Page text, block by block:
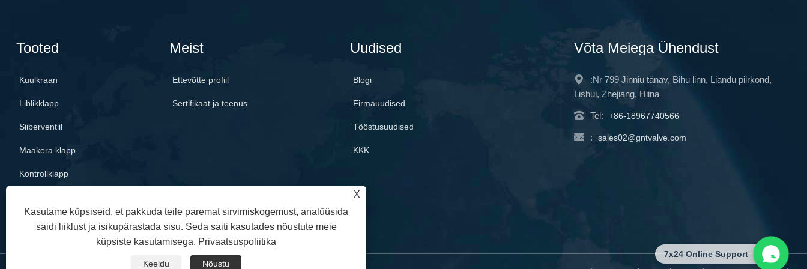
Tooted
Kuulkraan
Liblikklapp
Siiberventiil
Maakera klapp
Kontrollklapp
Meist
Ettevõtte profiil
Sertifikaat ja teenus
Uudised
Blogi
Firmauudised
Tööstusuudised
KKK
Võta Meiega Ühendust
:Nr 799 Jinniu tänav, Bihu linn, Liandu piirkond,
Lishui, Zhejiang, Hiina
Tel: +86-18967740566
: sales02@gntvalve.com
X
Kasutame küpsiseid, et pakkuda teile paremat sirvimiskogemust, analüüsida
saidi liiklust ja isikupärastada sisu. Seda saiti kasutades nõustute meie
küpsiste kasutamisega. Privaatsuspoliitika
Keeldu Nõustu
7x24 Online Support